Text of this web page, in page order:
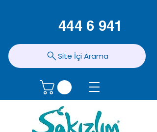
444 6 941
Site İçi Arama